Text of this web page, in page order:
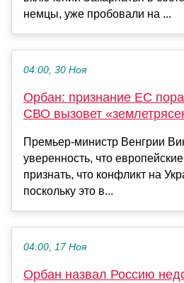
немцы, уже пробовали на ...
04:00, 30 Ноя
Орбан: признание ЕС
СВО вызовет
Премьер-министр Венгрии
уверенность, что
признать, что конфликт на
поскольку это в...
04:00, 17 Ноя
Орбан назвал Россию